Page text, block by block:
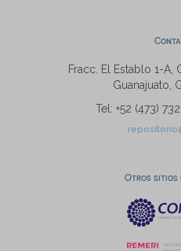
Fracc. El Establo 1-A,
Guanajuato,
Tel: +52 (473)
Otros sitios